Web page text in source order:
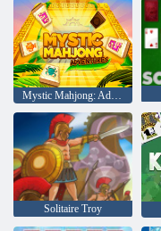
Solitaire Troy